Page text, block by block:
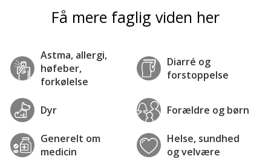
Få mere faglig viden her
Astma, allergi,
høfeber,
forkølelse
Diarré og
forstoppelse
Dyr Forældre og børn
Generelt om
medicin
Helse, sundhed
og velvære